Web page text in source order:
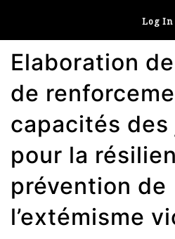
Log In
Elaboration
de
capacités des
pour la
prévention de
l’extémisme